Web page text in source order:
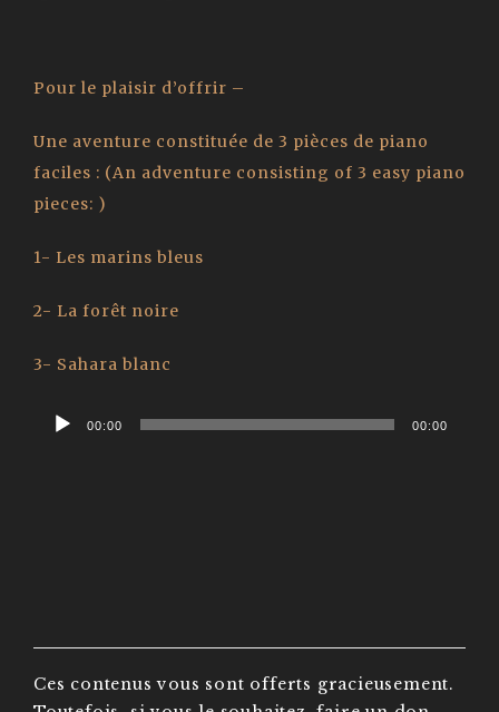
Pour le plaisir d’offrir –
Une aventure constituée de 3 pièces de piano
faciles : (An adventure consisting of 3 easy piano
pieces: )
1- Les marins bleus
2- La forêt noire
3- Sahara blanc
Audio
00:00 00:00
Ces contenus vous sont offerts gracieusement.